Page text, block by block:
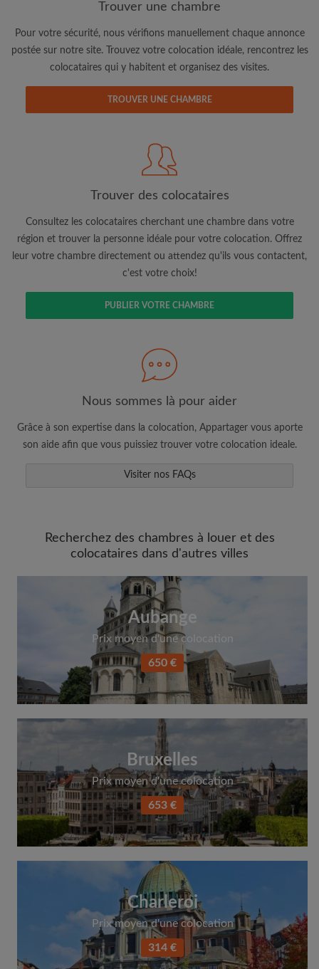
Adresse email
J'ai lu, compris et accepte les Conditions d'utilisation
Confidentialité
CRÉER PROFIL
Je souhaite recevoir des offres exclusives et des mises à
jour du compte par e-mail
Faites une recherche selon ce qui vous
semble important
Consultez les chambres et les profils des
Sauvegardez vos recherches
Faites vos demandes de visites
Faites part aux propriétaires et aux
Trouver une chambre
Pour votre sécurité, nous vérifions manuellement chaque annonce
postée sur notre site. Trouvez votre colocation idéale, rencontrez les
colocataires qui y habitent et organisez des visites.
TROUVER UNE CHAMBRE
Trouver des colocataires
Consultez les colocataires cherchant une chambre dans votre
région et trouver la personne idéale pour votre colocation. Offrez
leur votre chambre directement ou attendez qu'ils vous contactent,
c'est votre choix!
PUBLIER VOTRE CHAMBRE
Nous sommes là pour aider
Grâce à son expertise dans la colocation, Appartager vous aporte
son aide afin que vous puissiez trouver votre colocation ideale.
Visiter nos FAQs
Recherchez des chambres à louer et des
colocataires dans d'autres villes
Aubange
Prix moyen d'une colocation
650 €
Bruxelles
Prix moyen d'une colocation
653 €
Charleroi
Prix moyen d'une colocation
314 €